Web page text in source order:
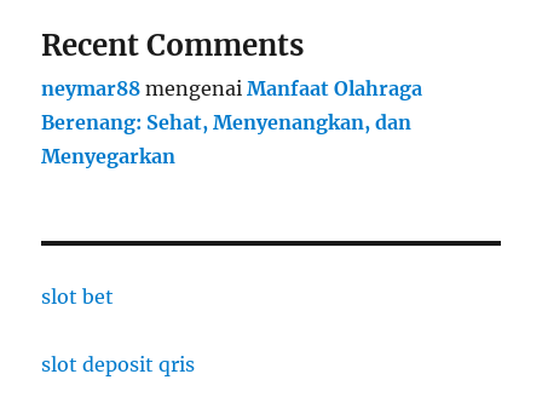
Recent Comments
neymar88 mengenaiManfaat Olahraga
Berenang: Sehat, Menyenangkan, dan
Menyegarkan
slot bet
slot deposit qris